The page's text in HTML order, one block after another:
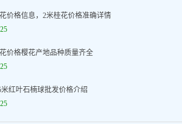
价格信息，2米桂花价格准确详情
价格樱花产地品种质量齐全
米红叶石楠球批发价格介绍